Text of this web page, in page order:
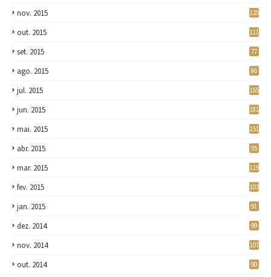
nov. 2015 125
out. 2015 111
set. 2015 77
ago. 2015 86
jul. 2015 165
jun. 2015 181
mai. 2015 151
abr. 2015 95
mar. 2015 119
fev. 2015 103
jan. 2015 91
dez. 2014 99
nov. 2014 107
out. 2014 90